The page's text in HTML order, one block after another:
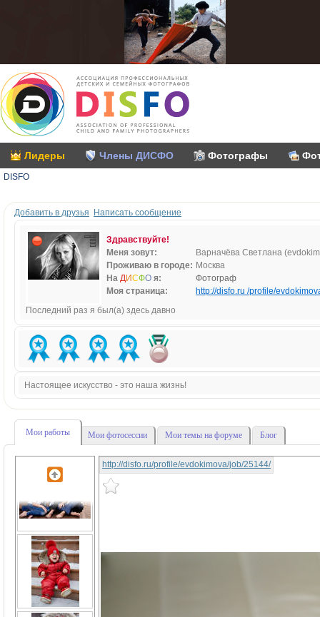
Лидеры Члены ДИСФО Фотографы
DISFO
Добавить в друзья Написать сообщение
Здравствуйте!
Меня зовут:
Варначёва Светлана
Проживаю в городе: Москва
На ДИСФО я:
Фотограф
Моя страница:
http://disfo.ru /profile/
Последний раз я был(а) здесь давно
Настоящее искусство - это наша жизнь!
Мои работы Мои фотосессии Мои темы на форуме Блог
http://disfo.ru/profile/evdokimova/job/25144/